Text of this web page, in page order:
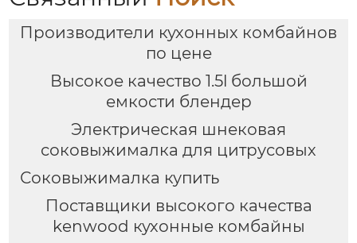
Производители кухонных комбайнов
по цене
Высокое качество 1.5l большой
емкости блендер
Электрическая шнековая
соковыжималка для цитрусовых
Соковыжималка купить
Поставщики высокого качества
kenwood кухонные комбайны